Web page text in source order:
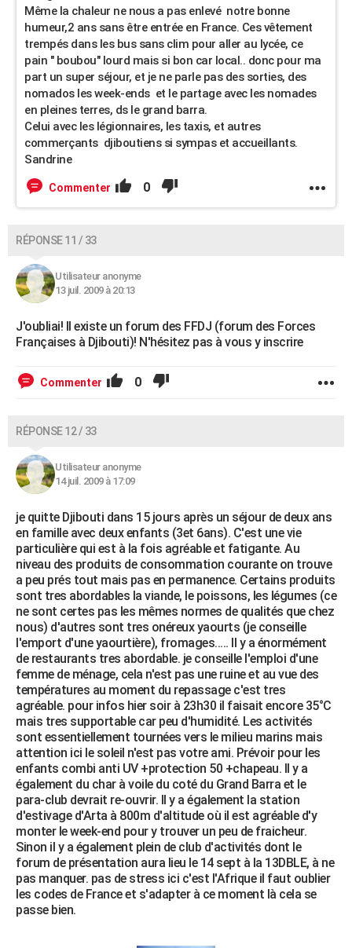
Même la chaleur ne nous a pas enlevé notre bonne
humeur,2 ans sans être entrée en France. Ces vêtement
trempés dans les bus sans clim pour aller au lycée, ce
pain " boubou" lourd mais si bon car local.. donc pour ma
part un super séjour, et je ne parle pas des sorties, des
nomados les week-ends et le partage avec les nomades
en pleines terres, ds le grand barra.
Celui avec les légionnaires, les taxis, et autres
commerçants djiboutiens si sympas et accueillants.
Sandrine
Commenter 0
RÉPONSE 11 / 33
Utilisateur anonyme
13 juil. 2009 à 20:13
J'oubliai! Il existe un forum des FFDJ (forum des Forces
Françaises à Djibouti)! N'hésitez pas à vous y inscrire
Commenter 0
RÉPONSE 12 / 33
Utilisateur anonyme
14 juil. 2009 à 17:09
je quitte Djibouti dans 15 jours après un séjour de deux ans
en famille avec deux enfants (3et 6ans). C'est une vie
particulière qui est à la fois agréable et fatigante. Au
niveau des produits de consommation courante on trouve
a peu prés tout mais pas en permanence. Certains produits
sont tres abordables la viande, le poissons, les légumes (ce
ne sont certes pas les mêmes normes de qualités que chez
nous) d'autres sont tres onéreux yaourts (je conseille
l'emport d'une yaourtière), fromages..... Il y a énormément
de restaurants tres abordable. je conseille l'emploi d'une
femme de ménage, cela n'est pas une ruine et au vue des
températures au moment du repassage c'est tres
agréable. pour infos hier soir à 23h30 il faisait encore 35°C
mais tres supportable car peu d'humidité. Les activités
sont essentiellement tournées vers le milieu marins mais
attention ici le soleil n'est pas votre ami. Prévoir pour les
enfants combi anti UV +protection 50 +chapeau. Il y a
également du char à voile du coté du Grand Barra et le
para-club devrait re-ouvrir. Il y a également la station
d'estivage d'Arta à 800m d'altitude où il est agréable d'y
monter le week-end pour y trouver un peu de fraicheur.
Sinon il y a également plein de club d'activités dont le
forum de présentation aura lieu le 14 sept à la 13DBLE, à ne
pas manquer. pas de stress ici c'est l'Afrique il faut oublier
les codes de France et s'adapter à ce moment là cela se
passe bien.